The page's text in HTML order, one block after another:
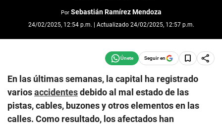
Por Sebastián Ramírez Mendoza
24/02/2025, 12:54 p.m. | Actualizado 24/02/2025, 12:57 p.m.
Seguir en
En las últimas semanas, la capital ha registrado
variosaccidentesdebido al mal estado de las
pistas, cables, buzones y otros elementos en las
calles. Como resultado, los afectados han